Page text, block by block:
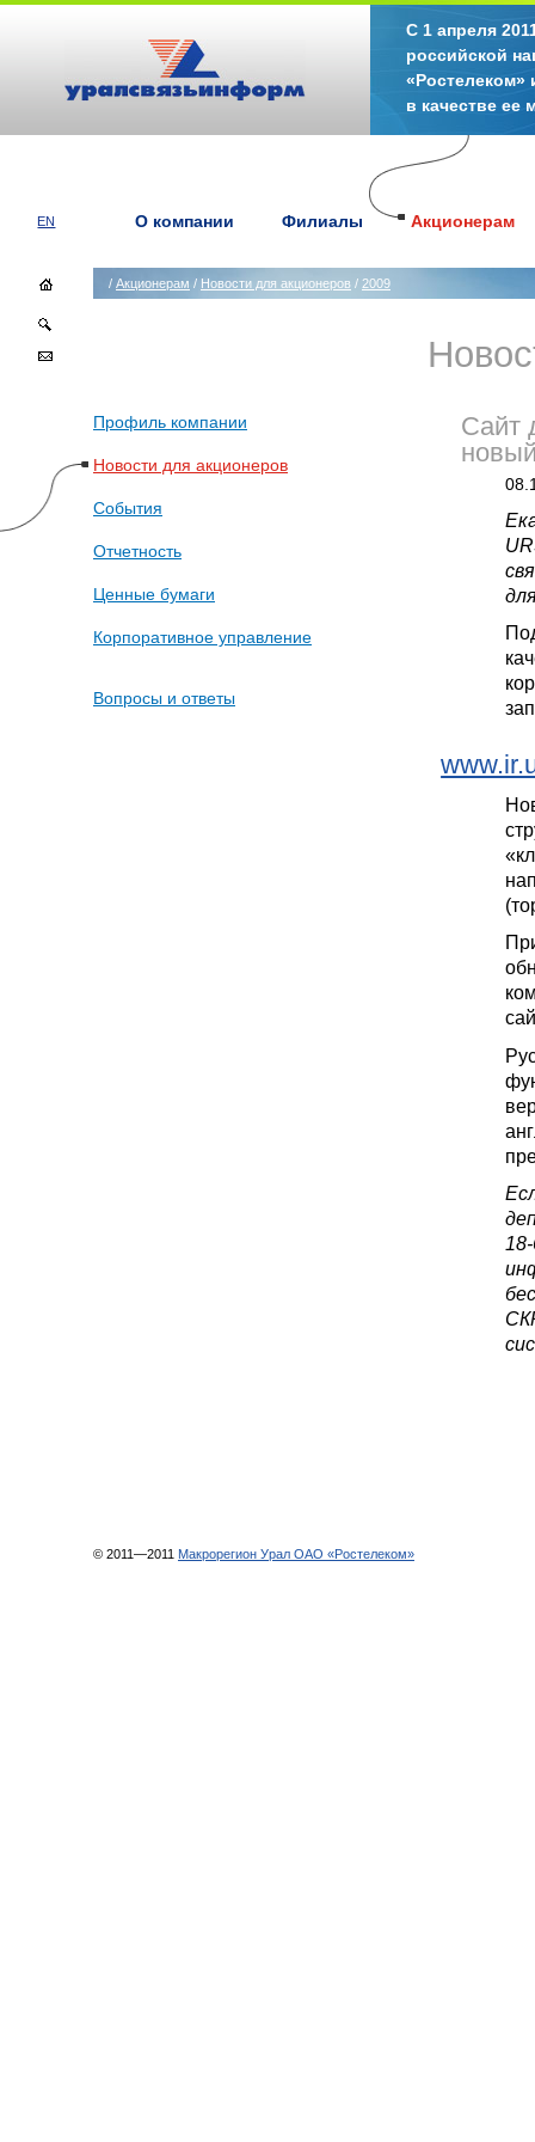
С 1 апреля
российской
«Ростелеком»
в качестве ее
EN О компании Филиалы Акционерам
/ Акционерам / Новости для акционеров / 2009
Профиль компании
Новости для акционеров
События
Отчетность
Ценные бумаги
Корпоративное управление
Вопросы и ответы
Сайт
© 2011—2011 Макрорегион Урал ОАО «Ростелеком»